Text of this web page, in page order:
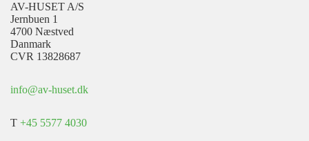
AV-HUSET A/S
Jernbuen 1
4700 Næstved
Danmark
CVR 13828687
info@av-huset.dk
T +45 5577 4030